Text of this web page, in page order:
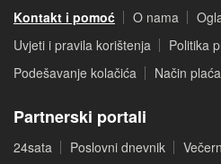
Kontakt i pomoć O nama
Uvjeti i pravila korištenja
Politika
Podešavanje kolačića
Način
Partnerski portali
24sata Poslovni dnevnik